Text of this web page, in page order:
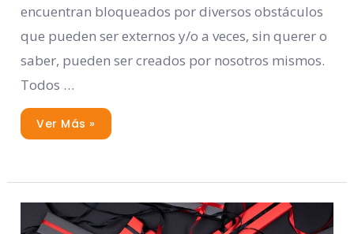
encuentran bloqueados por diversos obstáculos
que pueden ser externos y/o a veces, sin querer o
saber, pueden ser creados por nosotros mismos.
Todos …
Ver Más »